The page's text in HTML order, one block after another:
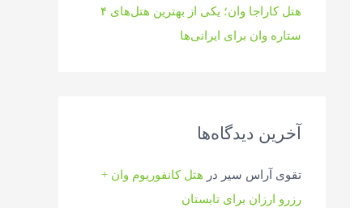
هتل کاراجا وان؛ یکی از بهترین هتل‌های ۴
ستاره وان برای ایرانی‌ها
آخرین دیدگاه‌ها
تقوی آراس سیر در هتل کانفوریوم وان +
رزرو ارزان برای تابستان